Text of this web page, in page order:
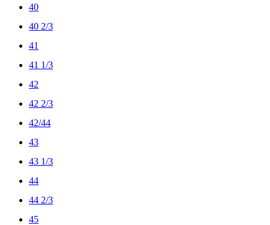
40
40 2/3
41
41 1/3
42
42 2/3
42/44
43
43 1/3
44
44 2/3
45